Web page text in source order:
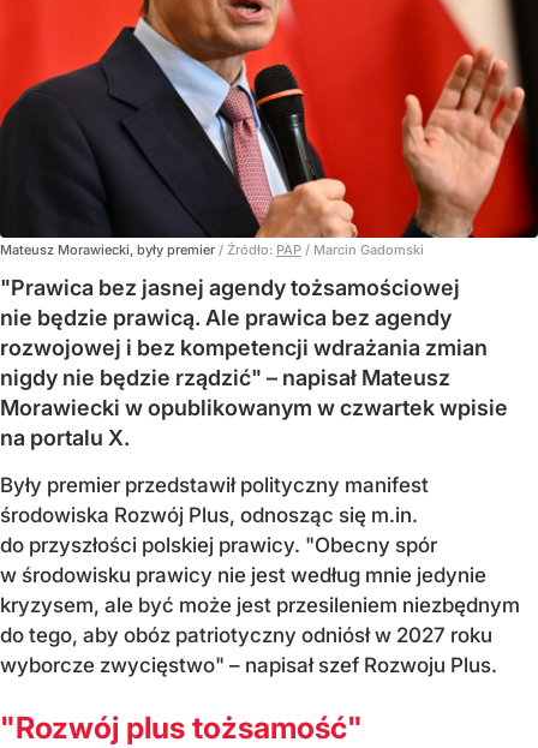
Mateusz Morawiecki, były premier / Źródło: PAP / Marcin Gadomski
"Prawica bez jasnej agendy tożsamościowej
nie będzie prawicą. Ale prawica bez agendy
rozwojowej i bez kompetencji wdrażania zmian
nigdy nie będzie rządzić" – napisał Mateusz
Morawiecki w opublikowanym w czwartek wpisie
na portalu X.
Były premier przedstawił polityczny manifest
środowiska Rozwój Plus, odnosząc się m.in.
do przyszłości polskiej prawicy. "Obecny spór
w środowisku prawicy nie jest według mnie jedynie
kryzysem, ale być może jest przesileniem niezbędnym
do tego, aby obóz patriotyczny odniósł w 2027 roku
wyborcze zwycięstwo" – napisał szef Rozwoju Plus.
"Rozwój plus tożsamość"